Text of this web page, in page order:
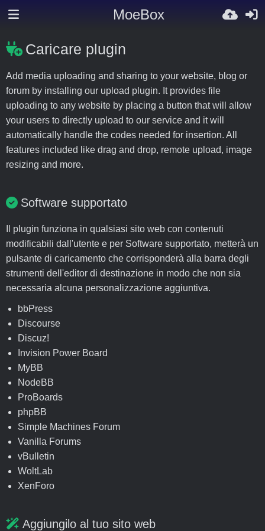
MoeBox
Caricare plugin
Add media uploading and sharing to your website, blog or
forum by installing our upload plugin. It provides file
uploading to any website by placing a button that will allow
your users to directly upload to our service and it will
automatically handle the codes needed for insertion. All
features included like drag and drop, remote upload, image
resizing and more.
Software supportato
Il plugin funziona in qualsiasi sito web con contenuti
modificabili dall'utente e per Software supportato, metterà un
pulsante di caricamento che corrisponderà alla barra degli
strumenti dell'editor di destinazione in modo che non sia
necessaria alcuna personalizzazione aggiuntiva.
bbPress
Discourse
Discuz!
Invision Power Board
MyBB
NodeBB
ProBoards
phpBB
Simple Machines Forum
Vanilla Forums
vBulletin
WoltLab
XenForo
Aggiungilo al tuo sito web